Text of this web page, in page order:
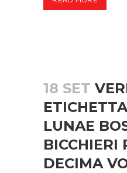
18 SET
LUNAE
BICCHIERI
DECIMA